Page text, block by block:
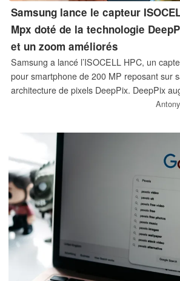
Samsung lance le capteur
Mpx doté de la technologie
et un zoom améliorés
Samsung a lancé l’ISOCELL HPC, un
pour smartphone de 200 MP reposant sur
architecture de pixels DeepPix. DeepPix
de puits pleine (Full Well Capacity) de 60
performances en basse lumière et la